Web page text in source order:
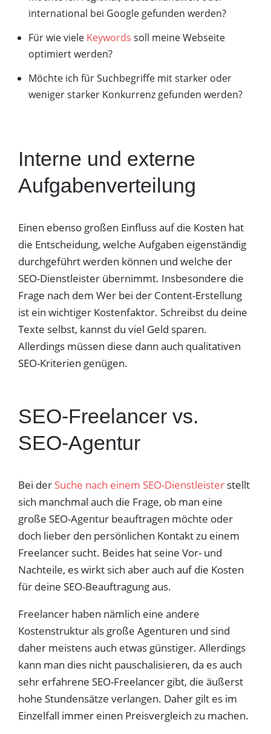
international bei Google gefunden werden?
Für wie viele Keywords soll meine Webseite
optimiert werden?
Möchte ich für Suchbegriffe mit starker oder
weniger starker Konkurrenz gefunden werden?
Interne und externe
Aufgabenverteilung
Einen ebenso großen Einfluss auf die Kosten hat
die Entscheidung, welche Aufgaben eigenständig
durchgeführt werden können und welche der
SEO-Dienstleister übernimmt. Insbesondere die
Frage nach dem Wer bei der Content-Erstellung
ist ein wichtiger Kostenfaktor. Schreibst du deine
Texte selbst, kannst du viel Geld sparen.
Allerdings müssen diese dann auch qualitativen
SEO-Kriterien genügen.
SEO-Freelancer vs.
SEO-Agentur
Bei der Suche nach einem SEO-Dienstleister stellt
sich manchmal auch die Frage, ob man eine
große SEO-Agentur beauftragen möchte oder
doch lieber den persönlichen Kontakt zu einem
Freelancer sucht. Beides hat seine Vor- und
Nachteile, es wirkt sich aber auch auf die Kosten
für deine SEO-Beauftragung aus.
Freelancer haben nämlich eine andere
Kostenstruktur als große Agenturen und sind
daher meistens auch etwas günstiger. Allerdings
kann man dies nicht pauschalisieren, da es auch
sehr erfahrene SEO-Freelancer gibt, die äußerst
hohe Stundensätze verlangen. Daher gilt es im
Einzelfall immer einen Preisvergleich zu machen.